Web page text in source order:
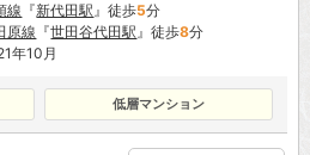
線 『新代田駅』徒歩5分
原線 『世田谷代田駅』徒歩8分
年10月
低層マンション